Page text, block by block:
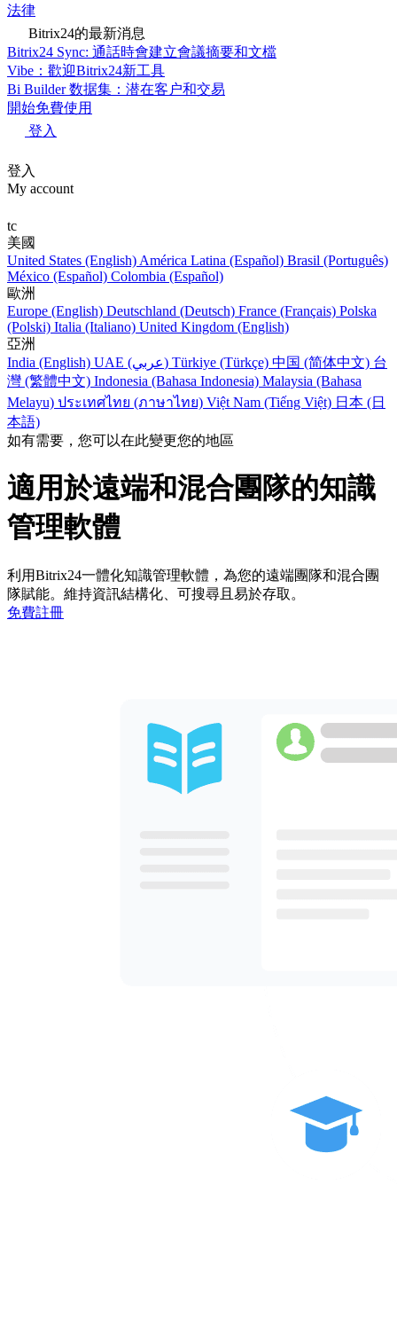
法律
Bitrix24的最新消息
Bitrix24 Sync: 通話時會建立會議摘要和文檔
Vibe：歡迎Bitrix24新工具
Bi Builder 数据集：潜在客户和交易
開始免費使用
登入
登入
My account
tc
美國
United States (English) América Latina (Español) Brasil (Português)
México (Español) Colombia (Español)
歐洲
Europe (English) Deutschland (Deutsch) France (Français) Polska
(Polski) Italia (Italiano) United Kingdom (English)
亞洲
India (English)
UAE (عربي) Türkiye (Türkçe) 中国 (简体中文) 台
灣 (繁體中文) Indonesia (Bahasa Indonesia) Malaysia (Bahasa
Melayu) ประเทศไทย (ภาษาไทย) Việt Nam (Tiếng Việt) 日本 (日
本語)
如有需要，您可以在此變更您的地區
適用於遠端和混合團隊的知識
管理軟體
利用Bitrix24一體化知識管理軟體，為您的遠端團隊和混合團
隊賦能。維持資訊結構化、可搜尋且易於存取。
免費註冊